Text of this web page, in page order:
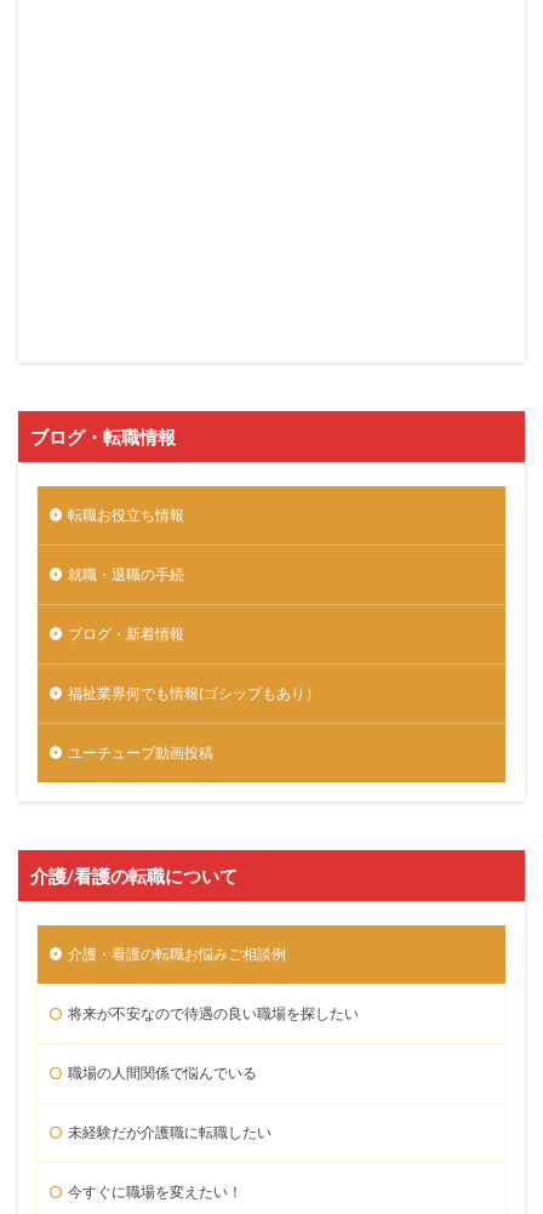
ブログ・転職情報
転職お役立ち情報
就職・退職の手続
ブログ・新着情報
福祉業界何でも情報(ゴシップもあり）
ユーチューブ動画投稿
介護/看護の転職について
介護・看護の転職お悩みご相談例
将来が不安なので待遇の良い職場を探したい
職場の人間関係で悩んでいる
未経験だが介護職に転職したい
今すぐに職場を変えたい！